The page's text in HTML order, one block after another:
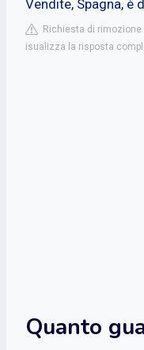
Vendite, Spagna, è
Richiesta di
isualizza la risposta
Quanto